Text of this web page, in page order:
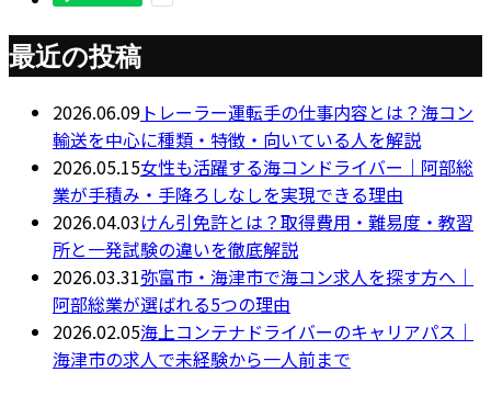
最近の投稿
2026.06.09 トレーラー運転手の仕事内容とは？海コン
輸送を中心に種類・特徴・向いている人を解説
2026.05.15女性も活躍する海コンドライバー｜阿部総
業が手積み・手降ろしなしを実現できる理由
2026.04.03けん引免許とは？取得費用・難易度・教習
所と一発試験の違いを徹底解説
2026.03.31弥富市・海津市で海コン求人を探す方へ｜
阿部総業が選ばれる5つの理由
2026.02.05海上コンテナドライバーのキャリアパス｜
海津市の求人で未経験から一人前まで